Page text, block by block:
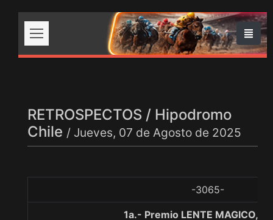
RETROSPECTOS / Hipodromo
Chile / Jueves, 07 de Agosto de 2025
-3065-
1a.- Premio LENTE MAGICO,